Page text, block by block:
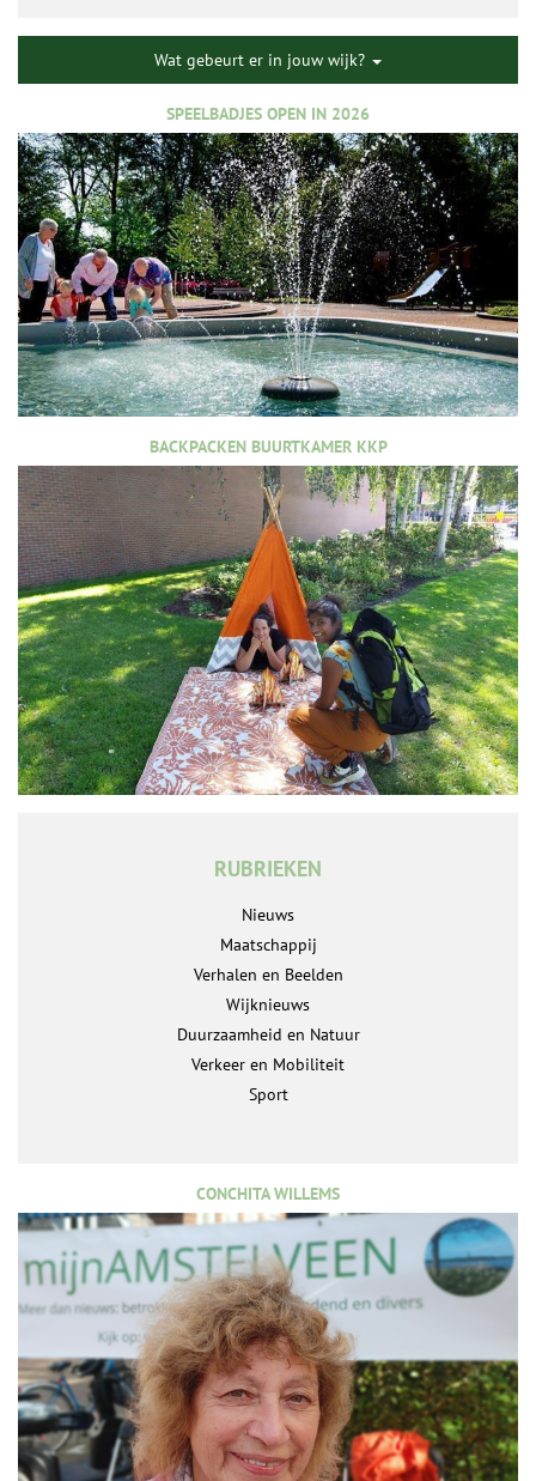
Wat gebeurt er in jouw wijk?
SPEELBADJES OPEN IN 2026
BACKPACKEN BUURTKAMER KKP
RUBRIEKEN
Nieuws
Maatschappij
Verhalen en Beelden
Wijknieuws
Duurzaamheid en Natuur
Verkeer en Mobiliteit
Sport
CONCHITA WILLEMS